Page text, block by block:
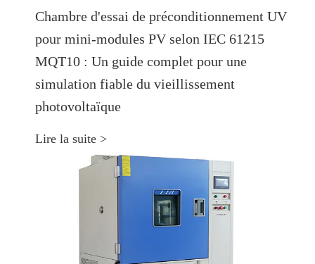
Chambre d'essai de préconditionnement UV
pour mini-modules PV selon IEC 61215
MQT10 : Un guide complet pour une
simulation fiable du vieillissement
photovoltaïque
Lire la suite >